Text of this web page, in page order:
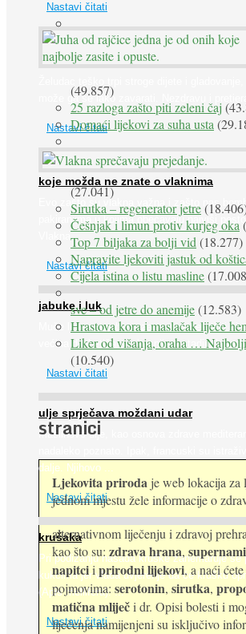
Nastavi čitati
Želudac teško trpi stroge dijete i
može ga se lako zavarati. Nezdravu i
Nastavi čitati
koje možda ne znate o vlaknima
Evo zašto su vlakna važna i zašto nas
pakiranjima u kojima obećavaju najviši
Vlakna ...
Nastavi čitati
jabuke i luk
Muče li vas tegobe vezane uz srce, oči i
većina dijabetičara u kasnijem stadiju
Nastavi čitati
ulje sprječava moždani udar
Maslinovo ulje, kao osnova zdrave
dalje. Njihovo ...
Nastavi čitati
krušaka
Pri podizanju nasada kruške zanemaruje se
kukcima jer vlada uvjerenje da će krušku
(Apis mellifera). ...
Nastavi čitati
(49.857)
25 razloga zašto piti zeleni čaj
Domaći lijekovi za suha usta
(27.041)
Sirutka – regenerator jetre
Češnjak i limun protiv kurjeg oka
Top 7 biljaka za bolji vid (18.277)
Napravite ljekoviti jastuk od
Cijela istina o listu masline
sve – od jetre do anemije(12.583)
Hrastova kora i maslačak liječe
Liker od višanja, oraha …
(10.540)
stranici
Ljekovita priroda je web lokacija za
jednom mjestu žele informacije o
alternativnom liječenju i zdravoj
kao što su: zdrava hrana,
napitciiprirodni lijekovi, a naći
pojmovima: serotonin, sirutka,
matična mliječi dr. Opisi bolesti i
liječenja namijenjeni su isključivo